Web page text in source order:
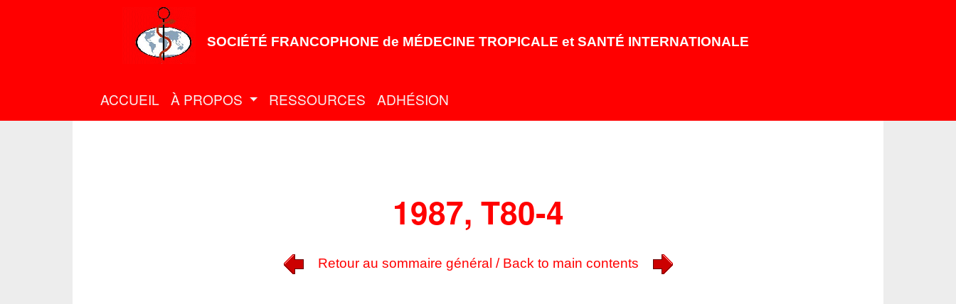
SOCIÉTÉ FRANCOPHONE de MÉDECINE TROPICALE et SANTÉ INTERNATIONALE
ACCUEIL À PROPOS RESSOURCES ADHÉSION
1987, T80-4
Retour au sommaire général / Back to main contents